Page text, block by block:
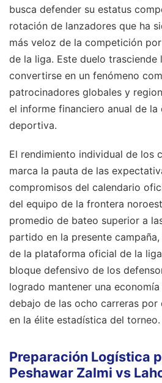
busca defender su estatus
rotación de lanzadores que ha
más veloz de la competición
de la liga. Este duelo
convertirse en un fenómeno
patrocinadores globales y
el informe financiero anual de
deportiva.
El rendimiento individual de los
marca la pauta de las
compromisos del calendario
del equipo de la frontera
promedio de bateo superior a
partido en la presente
de la plataforma oficial de la
bloque defensivo de los
logrado mantener una
debajo de las ocho carreras por
en la élite estadística del torneo.
Preparación Logística
Peshawar Zalmi vs